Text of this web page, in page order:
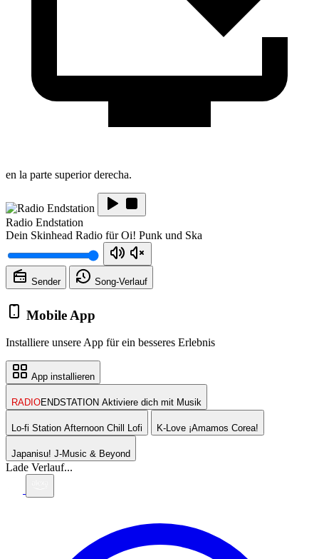
en la parte superior derecha.
Radio Endstation
Dein Skinhead Radio für Oi! Punk und Ska
Sender Song-Verlauf
Mobile App
Installiere unsere App für ein besseres Erlebnis
App installieren
RADIOENDSTATION Aktiviere dich mit Musik
Lo-fi Station Afternoon Chill Lofi K-Love ¡Amamos Corea!
Japanisu! J-Music & Beyond
Lade Verlauf...